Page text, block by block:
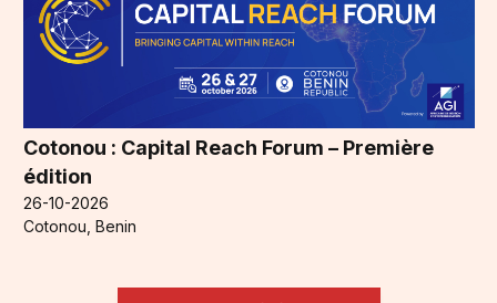
Cotonou : Capital Reach Forum – Première
édition
26-10-2026
Cotonou, Benin